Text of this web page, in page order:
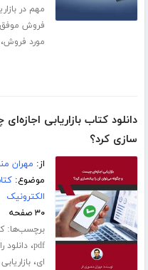
مهم در
فروش موفق
مورد فروش
دانلود کتاب بازاریابی
سازی کرد؟
از: مهران
موضوع:
الکترونیک
۳۰ صفحه
برچسب‌ها:
pdf،دانلود
ای،